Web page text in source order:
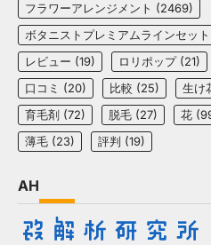
フラワーアレンジメント (2469)
ボタニストプレミアムラインセット
レビュー (19) ロリポップ(21)
口コミ (20) 比較 (25) 生け
育毛剤 (72) 脱毛 (27) 花
薄毛 (23) 評判 (19)
AH